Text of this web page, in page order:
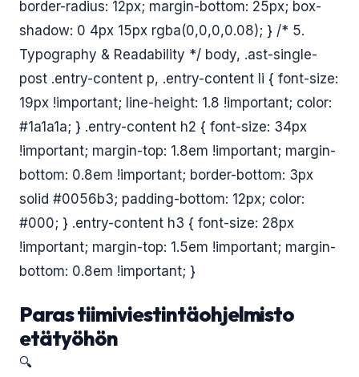
border-radius: 12px; margin-bottom: 25px; box-
shadow: 0 4px 15px rgba(0,0,0,0.08); } /* 5.
Typography & Readability */ body, .ast-single-
post .entry-content p, .entry-content li { font-size:
19px !important; line-height: 1.8 !important; color:
#1a1a1a; } .entry-content h2 { font-size: 34px
!important; margin-top: 1.8em !important; margin-
bottom: 0.8em !important; border-bottom: 3px
solid #0056b3; padding-bottom: 12px; color:
#000; } .entry-content h3 { font-size: 28px
!important; margin-top: 1.5em !important; margin-
bottom: 0.8em !important; }
Paras tiimiviestintäohjelmisto
etätyöhön
🔍